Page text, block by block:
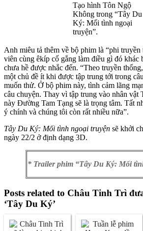
Tạo hình Tôn Ngộ
Không trong “Tây Du
Ký: Mối tình ngoại
truyện”.
Anh miêu tả thêm về bộ phim là “phi truyền
viên cùng êkíp cố gắng làm điều gì đó khác
chưa hề được nhắc đến. “Theo truyền
một chủ đề ít khi được tập trung tới trong
muốn thử. Ở bộ phim này, tình cảm lãng
câu chuyện. Thay vì tập trung vào nhân vật
này Đường Tam Tạng sẽ là trọng tâm. Tất
ý chính và chúng tôi còn rất nhiều nữa”.
Tây Du Ký: Mối tình ngoại truyện sẽ khởi
ngày 22/2 ở định dạng 3D.
* Trailer phim “Tây Du Ký: Mối
Posts related to Châu Tinh Trì
‘Tây Du Ký’